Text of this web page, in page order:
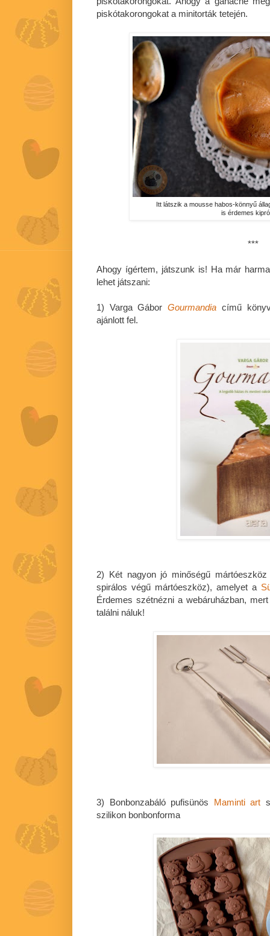
piskótakorongokat a minitorták tetején.
Itt látszik a mousse habos-könnyű
is érdemes
***
Ahogy ígértem, játszunk is! Ha már
lehet játszani:
1) Varga GáborGourmandia című
ajánlott fel.
2) Két nagyon jó minőségű
spirálos végű mártóeszköz), amelyet a
Érdemes szétnézni a webáruházban,
találni náluk!
3) Bonbonzabáló pufisünös Maminti art
szilikon bonbonforma